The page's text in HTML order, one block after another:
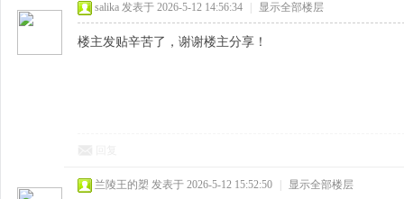
salika 发表于 2026-5-12 14:56:34 显示全部楼层
楼主发贴辛苦了，谢谢楼主分享！
兰陵王的槊 发表于 2026-5-12 15:52:50 显示全部楼层